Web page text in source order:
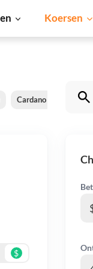
Koersen
Cardano Shiba Inu
$